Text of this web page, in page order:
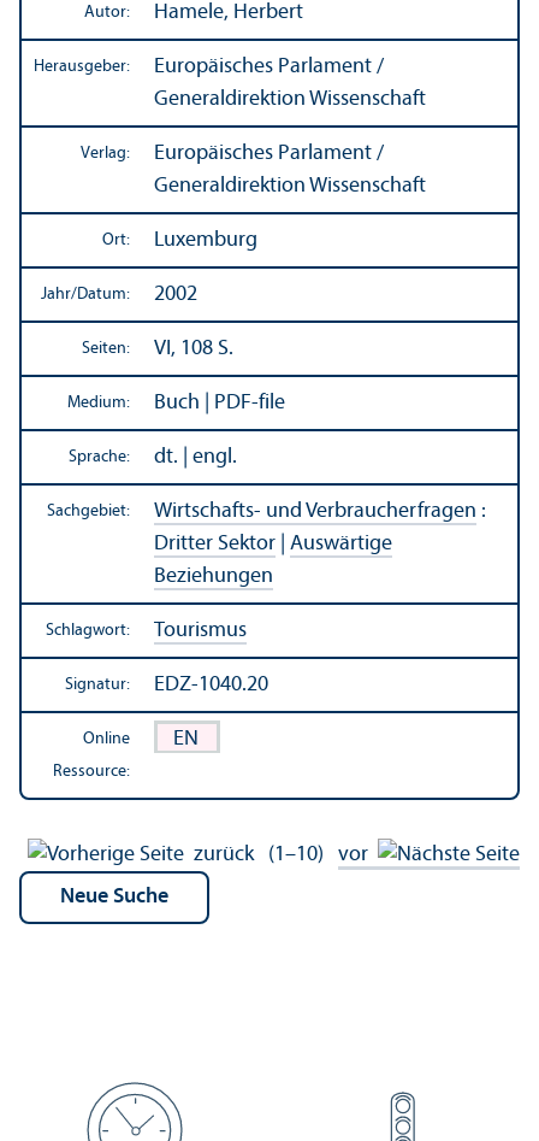
Autor: Hamele, Herbert
Herausgeber:
Europäisches Parlament /
Generaldirektion Wissenschaft
Verlag:
Europäisches Parlament /
Generaldirektion Wissenschaft
Ort: Luxemburg
Jahr/Datum: 2002
Seiten: VI, 108 S.
Medium: Buch | PDF-file
Sprache: dt. | engl.
Sachgebiet: Wirtschafts- und Verbraucherfragen :
Dritter Sektor
Auswärtige
Beziehungen
Schlagwort: Tourismus
Signatur: EDZ-1040.20
Online
Ressource:
EN
zurück (1–10) vor